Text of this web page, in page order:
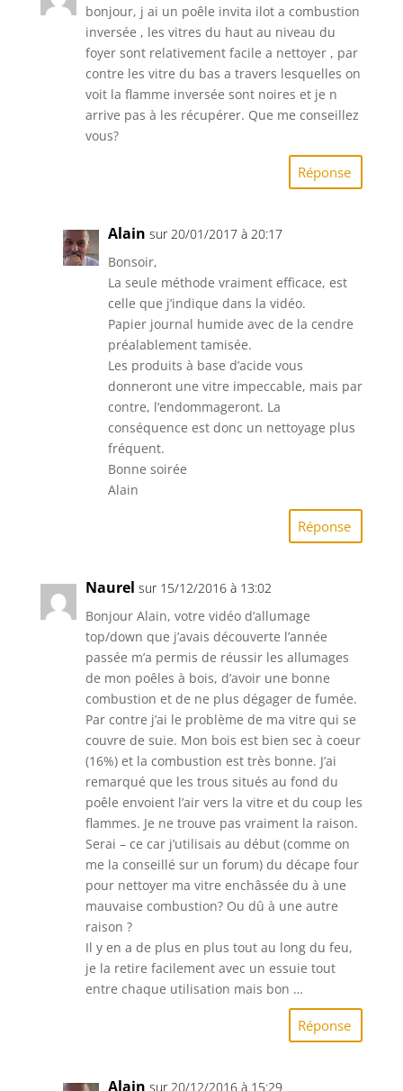
bonjour, j ai un poêle invita ilot a combustion
inversée , les vitres du haut au niveau du
foyer sont relativement facile a nettoyer , par
contre les vitre du bas a travers lesquelles on
voit la flamme inversée sont noires et je n
arrive pas à les récupérer. Que me conseillez
vous?
Réponse
Alain sur 20/01/2017 à 20:17
Bonsoir,
La seule méthode vraiment efficace, est
celle que j’indique dans la vidéo.
Papier journal humide avec de la cendre
préalablement tamisée.
Les produits à base d’acide vous
donneront une vitre impeccable, mais par
contre, l’endommageront. La
conséquence est donc un nettoyage plus
fréquent.
Bonne soirée
Alain
Réponse
Naurel sur 15/12/2016 à 13:02
Bonjour Alain, votre vidéo d’allumage
top/down que j’avais découverte l’année
passée m’a permis de réussir les allumages
de mon poêles à bois, d’avoir une bonne
combustion et de ne plus dégager de fumée.
Par contre j’ai le problème de ma vitre qui se
couvre de suie. Mon bois est bien sec à coeur
(16%) et la combustion est très bonne. J’ai
remarqué que les trous situés au fond du
poêle envoient l’air vers la vitre et du coup les
flammes. Je ne trouve pas vraiment la raison.
Serai – ce car j’utilisais au début (comme on
me la conseillé sur un forum) du décape four
pour nettoyer ma vitre enchâssée du à une
mauvaise combustion? Ou dû à une autre
raison ?
Il y en a de plus en plus tout au long du feu,
je la retire facilement avec un essuie tout
entre chaque utilisation mais bon …
Réponse
Alain sur 20/12/2016 à 15:29